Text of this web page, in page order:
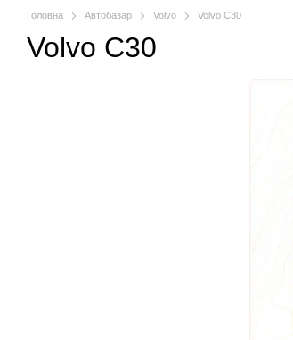
Головна Автобазар Volvo Volvo C30
Volvo C30